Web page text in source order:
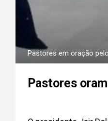
Pastores em oração
Pastores